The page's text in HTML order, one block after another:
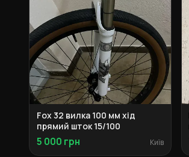
Fox 32 вилка 100 мм хід
прямий шток 15/100
5 000 грн Київ